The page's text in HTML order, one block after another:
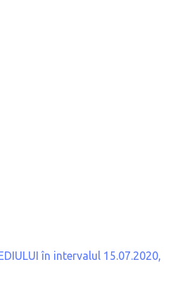
în intervalul 15.07.2020,